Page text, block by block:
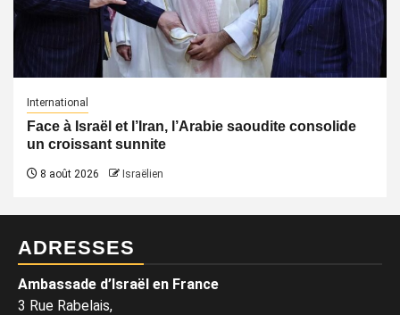
International
Face à Israël et l’Iran, l’Arabie saoudite consolide
un croissant sunnite
8 août 2026 Israëlien
ADRESSES
Ambassade d’Israël en France
3 Rue Rabelais,